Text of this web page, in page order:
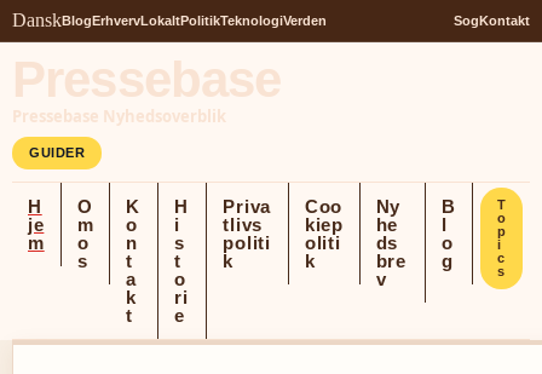
DanskBlogErhvervLokaltPolitikTeknologiVerden SogKontakt
Pressebase
Pressebase Nyhedsoverblik
GUIDER
H
je
m
O
m
o
s
K
o
n
t
a
k
t
H
i
s
t
o
ri
e
Priva
tlivs
politi
k
Coo
kiep
oliti
k
Ny
he
ds
bre
v
B
l
o
g
T
o
p
i
c
s